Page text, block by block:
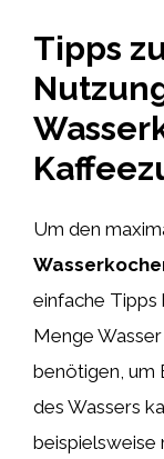
Tipps
Um den
einfache Tipps
Menge
benötigen, um
des Wassers
beispielsweise